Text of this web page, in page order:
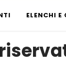
ELENCHI